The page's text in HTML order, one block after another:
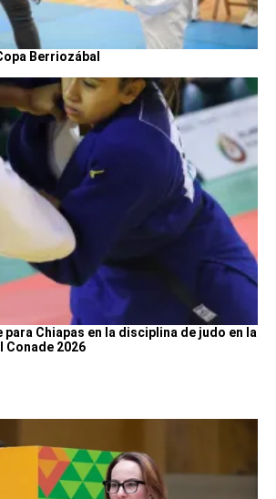
Berriozábal
para Chiapas en la disciplina de judo en la
Conade 2026